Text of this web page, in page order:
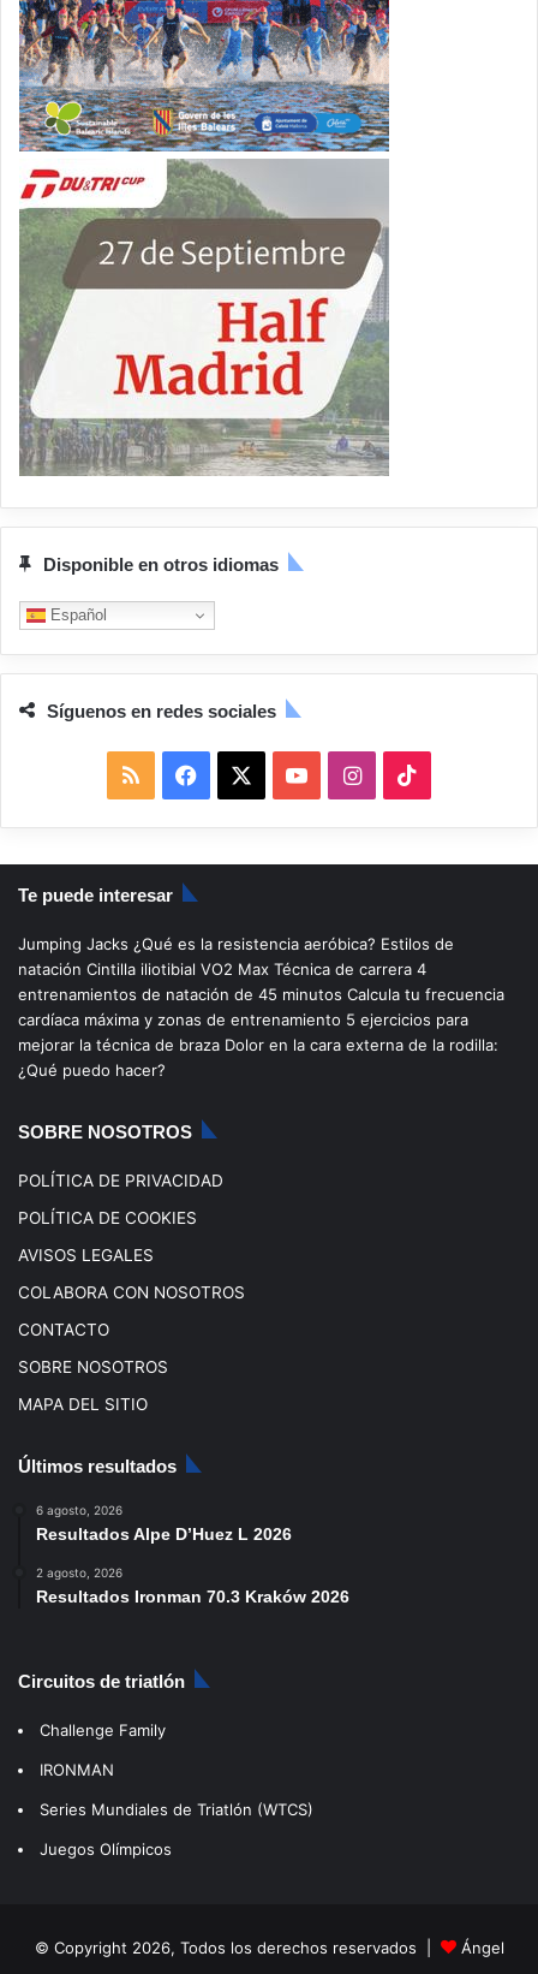
Disponible en otros idiomas
Español
Síguenos en redes sociales
S
S
a
c
b
o
o
u
u
b
I
n
s
a
g
i
k
o
k
Te puede interesar
Jumping Jacks ¿Qué es la resistencia aeróbica? Estilos de
natación Cintilla iliotibial VO2 Max Técnica de carrera 4
entrenamientos de natación de 45 minutos Calcula tu frecuencia
cardíaca máxima y zonas de entrenamiento 5 ejercicios para
mejorar la técnica de braza Dolor en la cara externa de la rodilla:
¿Qué puedo hacer?
SOBRE NOSOTROS
POLÍTICA DE PRIVACIDAD
POLÍTICA DE COOKIES
AVISOS LEGALES
COLABORA CON NOSOTROS
CONTACTO
SOBRE NOSOTROS
MAPA DEL SITIO
Últimos resultados
6 agosto, 2026
Resultados Alpe D’Huez L 2026
2 agosto, 2026
Resultados Ironman 70.3 Kraków 2026
Circuitos de triatlón
Challenge Family
IRONMAN
Series Mundiales de Triatlón (WTCS)
Juegos Olímpicos
© Copyright 2026, Todos los derechos reservados | Ángel